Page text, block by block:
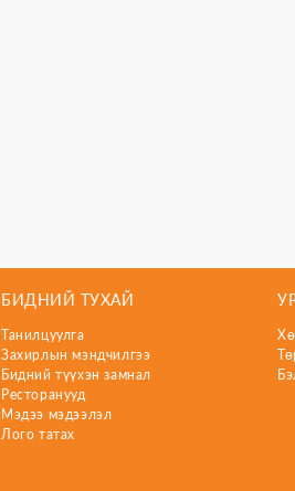
БИДНИЙ ТУХАЙ
Танилцуулга
Захирлын мэндчилгээ
Бидний түүхэн замнал
Ресторанууд
Мэдээ мэдээлэл
Лого татах